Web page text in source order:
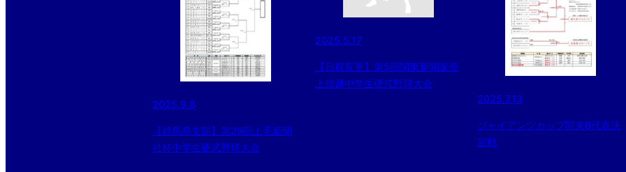
2025.9.8
【群馬県支部】第29回上毛新聞
社杯中学生硬式野球大会
2025.5.17
【日程変更】第5回関東新聞販売
上信越中学生硬式野球大会
2025.7.13
ジャイアンツカップ関東B代表決
定戦